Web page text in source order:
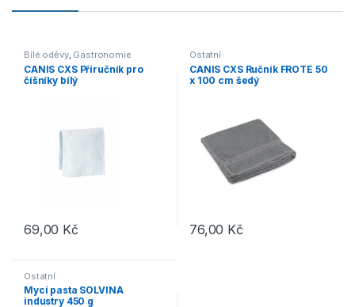
Bílé oděvy, Gastronomie
CANIS CXS Příručník pro
číšníky bílý
69,00 Kč
Ostatní
CANIS CXS Ručník FROTÉ 50
x 100 cm šedý
76,00 Kč
Ostatní
Mycí pasta SOLVINA
industry 450 g